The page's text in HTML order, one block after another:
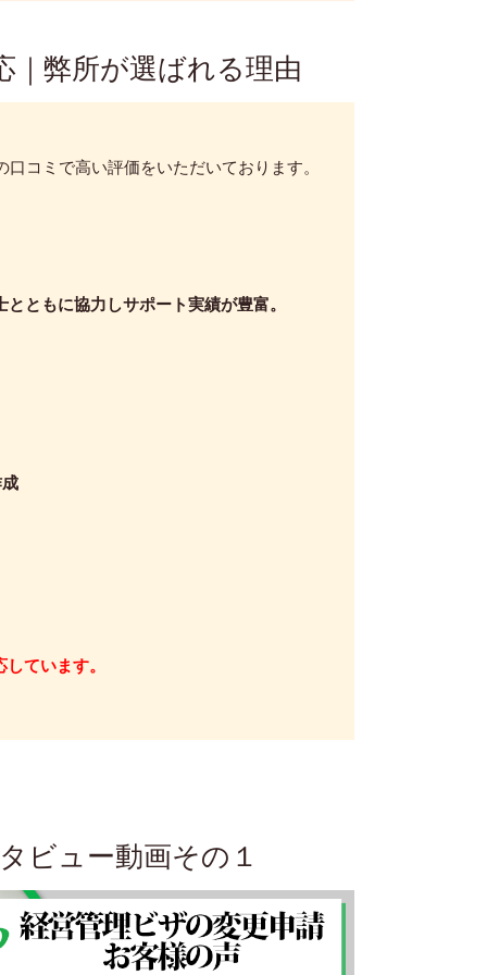
｜弊所が選ばれる理由
コミで高い評価をいただいております。
ともに協力しサポート実績が豊富。
しています。
ビュー動画その１